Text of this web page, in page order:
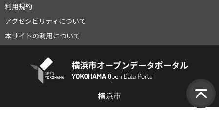
利用規約
アクセシビリティについて
本サイトの利用について
横浜市